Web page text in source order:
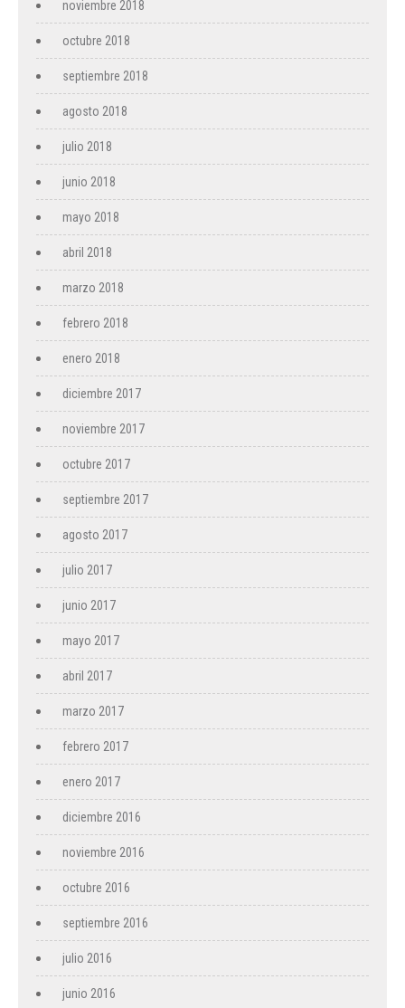
noviembre 2018
octubre 2018
septiembre 2018
agosto 2018
julio 2018
junio 2018
mayo 2018
abril 2018
marzo 2018
febrero 2018
enero 2018
diciembre 2017
noviembre 2017
octubre 2017
septiembre 2017
agosto 2017
julio 2017
junio 2017
mayo 2017
abril 2017
marzo 2017
febrero 2017
enero 2017
diciembre 2016
noviembre 2016
octubre 2016
septiembre 2016
julio 2016
junio 2016